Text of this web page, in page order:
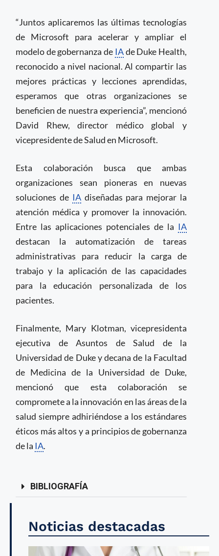
“Juntos aplicaremos las últimas tecnologías
de Microsoft para acelerar y ampliar el
modelo de gobernanza de IAde Duke Health,
reconocido a nivel nacional. Al compartir las
mejores prácticas y lecciones aprendidas,
esperamos que otras organizaciones se
beneficien de nuestra experiencia”, mencionó
David Rhew, director médico global y
vicepresidente de Salud en Microsoft.
Esta colaboración busca que ambas
organizaciones sean pioneras en nuevas
soluciones de IAdiseñadas para mejorar la
atención médica y promover la innovación.
Entre las aplicaciones potenciales de la IA
destacan la automatización de tareas
administrativas para reducir la carga de
trabajo y la aplicación de las capacidades
para la educación personalizada de los
pacientes.
Finalmente, Mary Klotman, vicepresidenta
ejecutiva de Asuntos de Salud de la
Universidad de Duke y decana de la Facultad
de Medicina de la Universidad de Duke,
mencionó que esta colaboración se
compromete a la innovación en las áreas de la
salud siempre adhiriéndose a los estándares
éticos más altos y a principios de gobernanza
de la IA.
BIBLIOGRAFÍA
Noticias destacadas